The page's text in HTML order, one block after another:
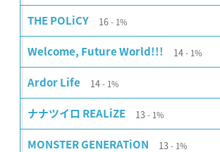
THE POLiCY 16 1%
Welcome, Future World!!! 14 1%
Ardor Life 14 1%
ナナツイロ REALiZE 13 1%
MONSTER GENERATiON 13 1%